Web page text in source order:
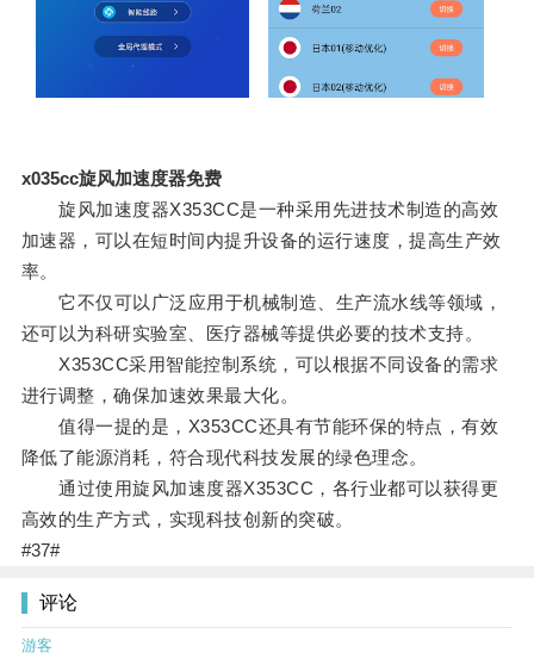
x035cc旋风加速度器免费
旋风加速度器X353CC是一种采用先进技术制造的高效
加速器，可以在短时间内提升设备的运行速度，提高生产效
率。
它不仅可以广泛应用于机械制造、生产流水线等领域，
还可以为科研实验室、医疗器械等提供必要的技术支持。
X353CC采用智能控制系统，可以根据不同设备的需求
进行调整，确保加速效果最大化。
值得一提的是，X353CC还具有节能环保的特点，有效
降低了能源消耗，符合现代科技发展的绿色理念。
通过使用旋风加速度器X353CC，各行业都可以获得更
高效的生产方式，实现科技创新的突破。
#37#
评论
游客